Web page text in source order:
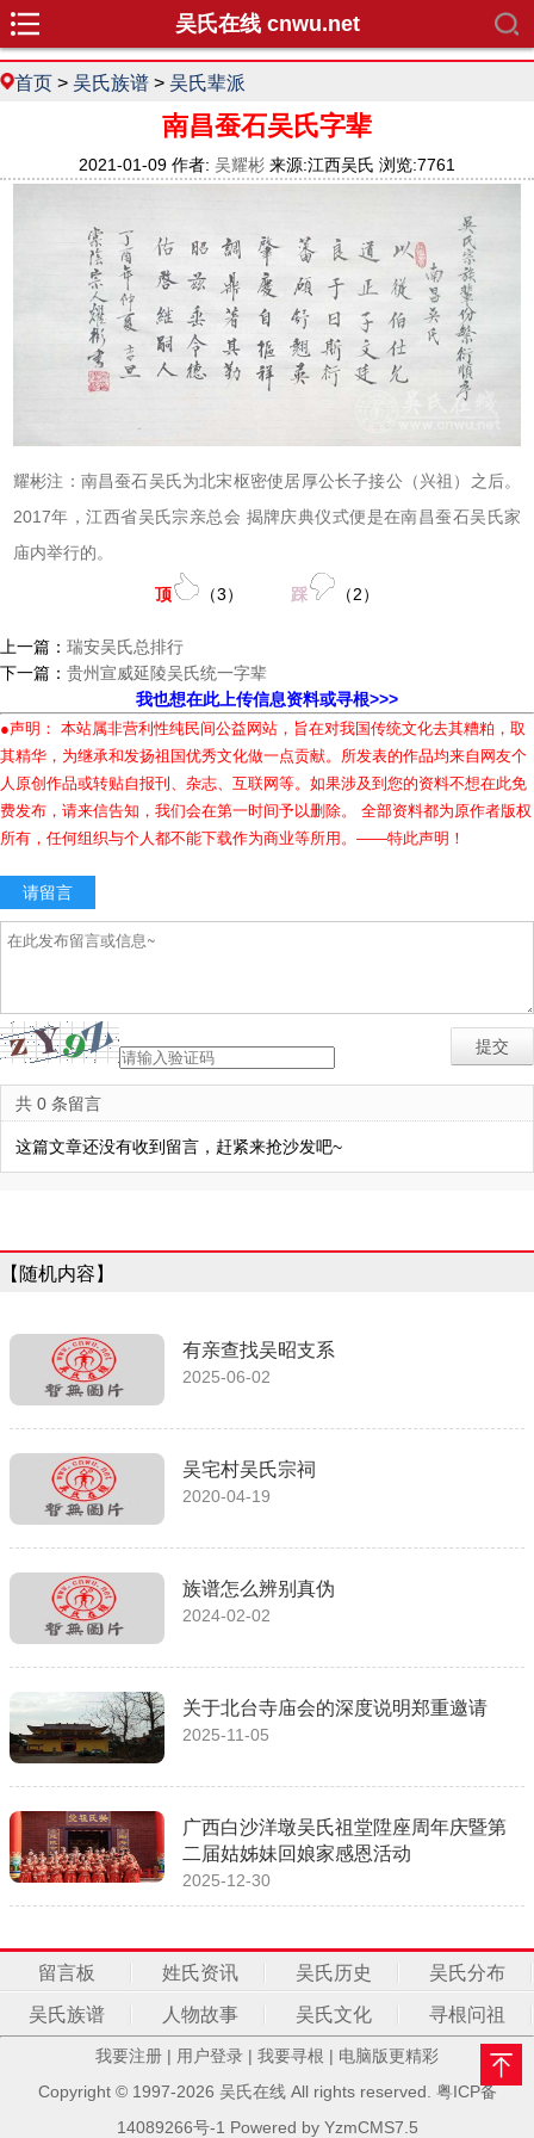
吴氏在线 cnwu.net
首页 > 吴氏族谱 > 吴氏辈派
南昌蚕石吴氏字辈
2021-01-09 作者: 吴耀彬 来源:江西吴氏 浏览:7761
耀彬注：南昌蚕石吴氏为北宋枢密使居厚公长子接公（兴祖）之后。
2017年，江西省吴氏宗亲总会 揭牌庆典仪式便是在南昌蚕石吴氏家
庙内举行的。
顶 （3） 踩 （2）
上一篇： 瑞安吴氏总排行
下一篇： 贵州宣威延陵吴氏统一字辈
我也想在此上传信息资料或寻根>>>
●声明： 本站属非营利性纯民间公益网站，旨在对我国传统文化去其糟粕，取
其精华，为继承和发扬祖国优秀文化做一点贡献。所发表的作品均来自网友个
人原创作品或转贴自报刊、杂志、互联网等。如果涉及到您的资料不想在此免
费发布，请来信告知，我们会在第一时间予以删除。 全部资料都为原作者版权
所有，任何组织与个人都不能下载作为商业等所用。——特此声明！
请留言
共 0 条留言
这篇文章还没有收到留言，赶紧来抢沙发吧~
【随机内容】
有亲查找吴昭支系
2025-06-02
吴宅村吴氏宗祠
2020-04-19
族谱怎么辨别真伪
2024-02-02
关于北台寺庙会的深度说明郑重邀请
2025-11-05
广西白沙洋墩吴氏祖堂陞座周年庆暨第
二届姑姊妹回娘家感恩活动
2025-12-30
留言板 姓氏资讯 吴氏历史 吴氏分布
吴氏族谱 人物故事 吴氏文化 寻根问祖
我要注册 | 用户登录 | 我要寻根 | 电脑版更精彩
Copyright © 1997-2026 吴氏在线 All rights reserved. 粤ICP备
14089266号-1 Powered by YzmCMS7.5